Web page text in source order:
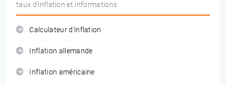
taux d'inflation et informations
Calculateur d'inflation
Inflation allemande
Inflation américaine